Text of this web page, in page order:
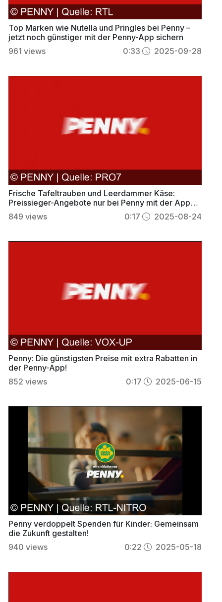
Top Marken wie Nutella und Pringles bei Penny –
jetzt noch günstiger mit der Penny-App sichern
961 views 0:33 2025-09-28
Frische Tafeltrauben und Leerdammer Käse:
Preissieger-Angebote nur bei Penny mit der App
sichern
849 views 0:17 2025-08-24
Penny: Die günstigsten Preise mit extra Rabatten in
der Penny-App!
852 views 0:17 2025-06-15
Penny verdoppelt Spenden für Kinder: Gemeinsam
die Zukunft gestalten!
940 views 0:22 2025-05-18